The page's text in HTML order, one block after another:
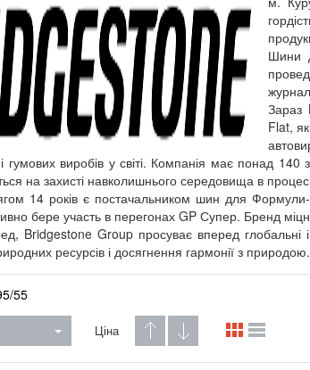
Шини
Зараз
Flat,
виробів у світі. Компанія має понад 140
на захисті навколишнього середовища в
14 років є постачальником шин для
бере участь в перегонах GP Супер. Бренд
Bridgestone Group просуває вперед глобальні
ресурсів і досягнення гармонії з природою.
55
Ціна